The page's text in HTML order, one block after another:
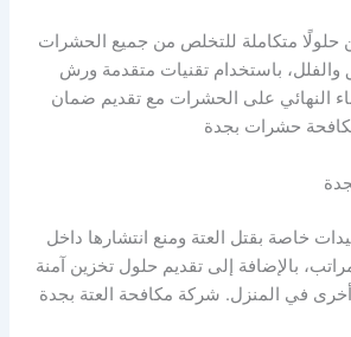
حلولًا متكاملة للتخلص من جميع الحشرات
والفلل، باستخدام تقنيات متقدمة ورش
النهائي على الحشرات مع تقديم ضمان
حشرات بجدة
خاصة بقتل العتة ومنع انتشارها داخل
بالإضافة إلى تقديم حلول تخزين آمنة
في المنزل. شركة مكافحة العتة بجدة